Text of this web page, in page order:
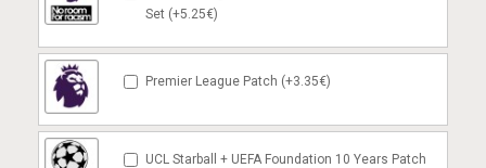
Set (+5.25€)
Premier League Patch (+3.35€)
UCL Starball + UEFA Foundation 10 Years Patch